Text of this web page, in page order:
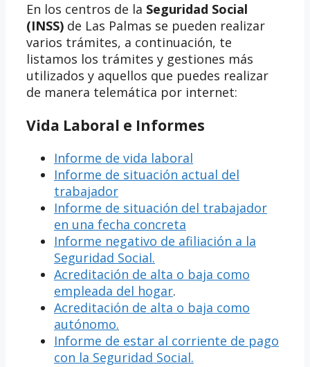
En los centros de la Seguridad Social
(INSS) de Las Palmas se pueden realizar
varios trámites, a continuación, te
listamos los trámites y gestiones más
utilizados y aquellos que puedes realizar
de manera telemática por internet:
Vida Laboral e Informes
Informe de vida laboral
Informe de situación actual del
trabajador
Informe de situación del trabajador
en una fecha concreta
Informe negativo de afiliación a la
Seguridad Social.
Acreditación de alta o baja como
empleada del hogar.
Acreditación de alta o baja como
autónomo.
Informe de estar al corriente de pago
con la Seguridad Social.